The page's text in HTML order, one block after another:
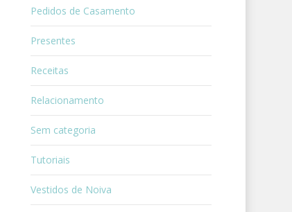
Pedidos de Casamento
Presentes
Receitas
Relacionamento
Sem categoria
Tutoriais
Vestidos de Noiva